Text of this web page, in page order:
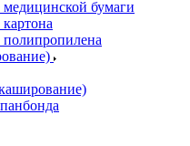
бумаги